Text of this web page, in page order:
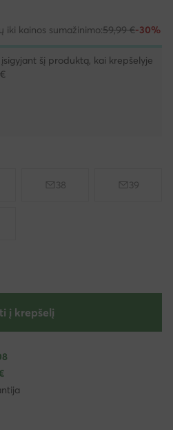
iki kainos sumažinimo:59,99 €-30%
šį produktą, kai krepšelyje
38 39
į krepšelį